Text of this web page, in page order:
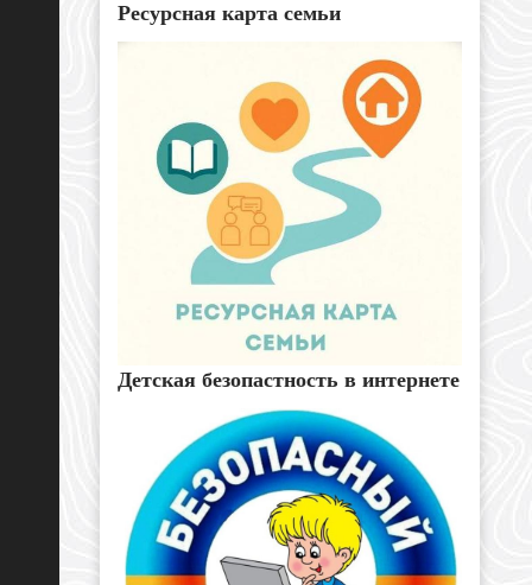
Ресурсная карта семьи
Детская безопастность в интернете